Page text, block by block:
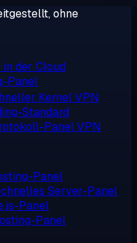
ohne
in der Cloud
Panel
Kernel VPN
Standard
Panel VPN
Panel
Server-Panel
Panel
Panel